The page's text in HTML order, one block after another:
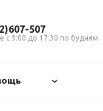
507
с 9:00 до 17:30 по будням